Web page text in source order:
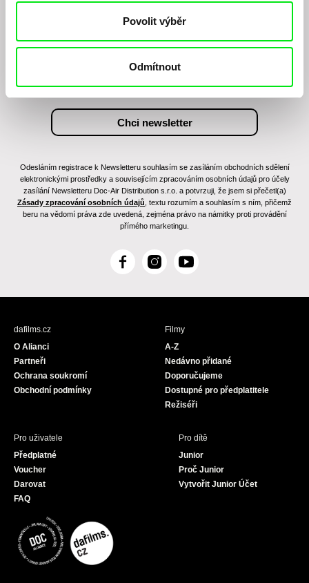
Povolit výběr
Odmítnout
Chcete být pravidelně informováni o našem
Odesláním registrace k Newsletteru souhlasím se zasíláním obchodních sdělení
elektronickými prostředky a souvisejícím zpracováním osobních údajů pro účely
zasílání Newsletteru Doc-Air Distribution s.r.o. a potvrzuji, že jsem si přečetl(a)
Zásady zpracování osobních údajů , textu rozumím a souhlasím s ním, přičemž
beru na vědomí práva zde uvedená, zejména právo na námitky proti provádění
přímého marketingu.
F
c
I
s
Y
u
dafilms.cz
O Alianci
Partneři
Ochrana soukromí
Obchodní podmínky
Filmy
A-Z
Nedávno přidané
Doporučujeme
Dostupné pro předplatitele
Režiséři
Pro uživatele
Předplatné
Voucher
Darovat
FAQ
Pro dítě
Junior
Proč Junior
Vytvořit Junior Účet